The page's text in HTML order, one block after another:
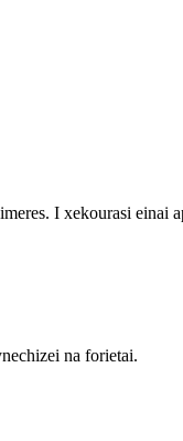
I xekourasi einai
na forietai.